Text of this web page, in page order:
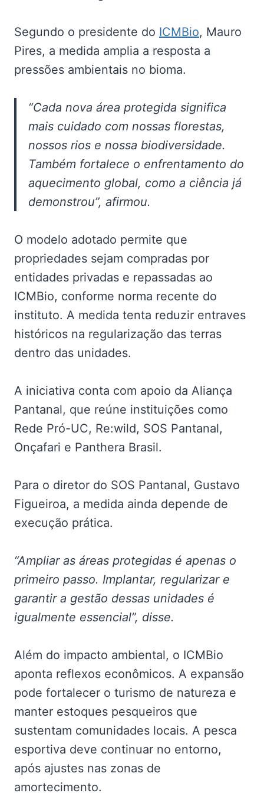
Segundo o presidente do ICMBio, Mauro
Pires, a medida amplia a resposta a
pressões ambientais no bioma.
“Cada nova área protegida significa
mais cuidado com nossas florestas,
nossos rios e nossa biodiversidade.
Também fortalece o enfrentamento do
aquecimento global, como a ciência já
demonstrou”, afirmou.
O modelo adotado permite que
propriedades sejam compradas por
entidades privadas e repassadas ao
ICMBio, conforme norma recente do
instituto. A medida tenta reduzir entraves
históricos na regularização das terras
dentro das unidades.
A iniciativa conta com apoio da Aliança
Pantanal, que reúne instituições como
Rede Pró-UC, Re:wild, SOS Pantanal,
Onçafari e Panthera Brasil.
Para o diretor do SOS Pantanal, Gustavo
Figueiroa, a medida ainda depende de
execução prática.
“Ampliar as áreas protegidas é apenas o
primeiro passo. Implantar, regularizar e
garantir a gestão dessas unidades é
igualmente essencial”, disse.
Além do impacto ambiental, o ICMBio
aponta reflexos econômicos. A expansão
pode fortalecer o turismo de natureza e
manter estoques pesqueiros que
sustentam comunidades locais. A pesca
esportiva deve continuar no entorno,
após ajustes nas zonas de
amortecimento.